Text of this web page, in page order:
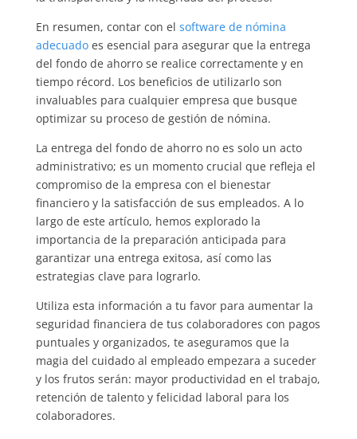
En resumen, contar con el software de nómina
adecuadoes esencial para asegurar que la entrega
del fondo de ahorro se realice correctamente y en
tiempo récord. Los beneficios de utilizarlo son
invaluables para cualquier empresa que busque
optimizar su proceso de gestión de nómina.
La entrega del fondo de ahorro no es solo un acto
administrativo; es un momento crucial que refleja el
compromiso de la empresa con el bienestar
financiero y la satisfacción de sus empleados. A lo
largo de este artículo, hemos explorado la
importancia de la preparación anticipada para
garantizar una entrega exitosa, así como las
estrategias clave para lograrlo.
Utiliza esta información a tu favor para aumentar la
seguridad financiera de tus colaboradores con pagos
puntuales y organizados, te aseguramos que la
magia del cuidado al empleado empezara a suceder
y los frutos serán: mayor productividad en el trabajo,
retención de talento y felicidad laboral para los
colaboradores.